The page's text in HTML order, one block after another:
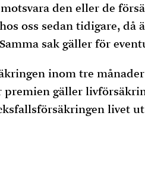
den eller de
oss sedan tidigare,
sak gäller för
inom tre
premien gäller
livet